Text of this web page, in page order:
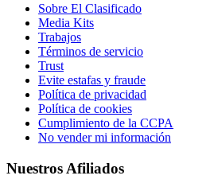
Sobre El Clasificado
Media Kits
Trabajos
Términos de servicio
Trust
Evite estafas y fraude
Política de privacidad
Política de cookies
Cumplimiento de la CCPA
No vender mi información
Nuestros Afiliados